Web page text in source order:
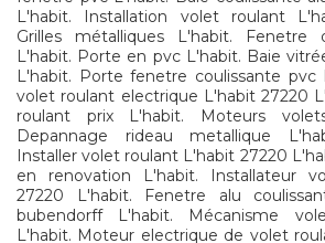
L'habit. Installation volet roulant
Grilles métalliques L'habit. Fenetre
L'habit. Porte en pvc L'habit. Baie
L'habit. Porte fenetre coulissante pvc
volet roulant electrique L'habit 27220
roulant prix L'habit. Moteurs
Depannage rideau metallique
Installer volet roulant L'habit 27220
en renovation L'habit. Installateur
27220 L'habit. Fenetre alu
bubendorff L'habit. Mécanisme
L'habit. Moteur electrique de volet